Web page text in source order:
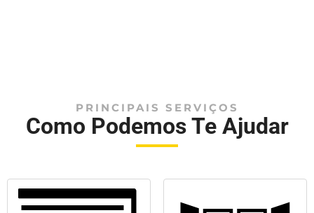
PRINCIPAIS SERVIÇOS
Como Podemos Te Ajudar